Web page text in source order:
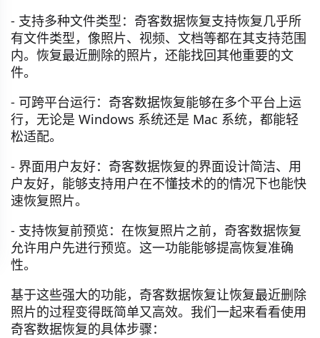
- 支持多种文件类型：奇客数据恢复支持恢复几乎所
有文件类型，像照片、视频、文档等都在其支持范围
内。恢复最近删除的照片，还能找回其他重要的文
件。
- 可跨平台运行：奇客数据恢复能够在多个平台上运
行，无论是 Windows 系统还是 Mac 系统，都能轻
松适配。
- 界面用户友好：奇客数据恢复的界面设计简洁、用
户友好，能够支持用户在不懂技术的的情况下也能快
速恢复照片。
- 支持恢复前预览：在恢复照片之前，奇客数据恢复
允许用户先进行预览。这一功能能够提高恢复准确
性。
基于这些强大的功能，奇客数据恢复让恢复最近删除
照片的过程变得既简单又高效。我们一起来看看使用
奇客数据恢复的具体步骤：